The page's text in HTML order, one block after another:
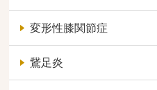
変形性膝関節症
鵞足炎